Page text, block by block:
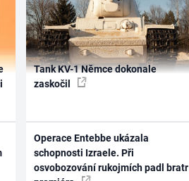
Tank KV-1 Němce dokonale
zaskočil
Operace Entebbe ukázala
schopnosti Izraele. Při
osvobozování rukojmích padl bratr